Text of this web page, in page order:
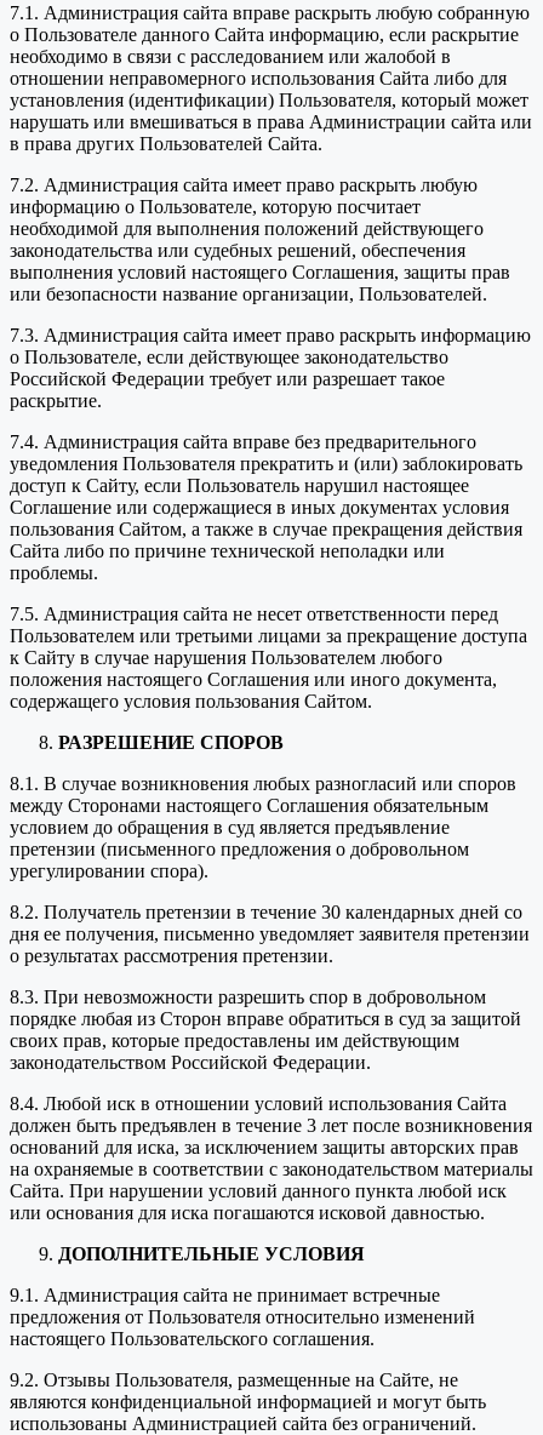
7.1. Администрация сайта вправе раскрыть любую собранную
о Пользователе данного Сайта информацию, если раскрытие
необходимо в связи с расследованием или жалобой в
отношении неправомерного использования Сайта либо для
установления (идентификации) Пользователя, который может
нарушать или вмешиваться в права Администрации сайта или
в права других Пользователей Сайта.
7.2. Администрация сайта имеет право раскрыть любую
информацию о Пользователе, которую посчитает
необходимой для выполнения положений действующего
законодательства или судебных решений, обеспечения
выполнения условий настоящего Соглашения, защиты прав
или безопасности название организации, Пользователей.
7.3. Администрация сайта имеет право раскрыть информацию
о Пользователе, если действующее законодательство
Российской Федерации требует или разрешает такое
раскрытие.
7.4. Администрация сайта вправе без предварительного
уведомления Пользователя прекратить и (или) заблокировать
доступ к Сайту, если Пользователь нарушил настоящее
Соглашение или содержащиеся в иных документах условия
пользования Сайтом, а также в случае прекращения действия
Сайта либо по причине технической неполадки или
проблемы.
7.5. Администрация сайта не несет ответственности перед
Пользователем или третьими лицами за прекращение доступа
к Сайту в случае нарушения Пользователем любого
положения настоящего Соглашения или иного документа,
содержащего условия пользования Сайтом.
РАЗРЕШЕНИЕ СПОРОВ
8.1. В случае возникновения любых разногласий или споров
между Сторонами настоящего Соглашения обязательным
условием до обращения в суд является предъявление
претензии (письменного предложения о добровольном
урегулировании спора).
8.2. Получатель претензии в течение 30 календарных дней со
дня ее получения, письменно уведомляет заявителя претензии
о результатах рассмотрения претензии.
8.3. При невозможности разрешить спор в добровольном
порядке любая из Сторон вправе обратиться в суд за защитой
своих прав, которые предоставлены им действующим
законодательством Российской Федерации.
8.4. Любой иск в отношении условий использования Сайта
должен быть предъявлен в течение 3 лет после возникновения
оснований для иска, за исключением защиты авторских прав
на охраняемые в соответствии с законодательством материалы
Сайта. При нарушении условий данного пункта любой иск
или основания для иска погашаются исковой давностью.
ДОПОЛНИТЕЛЬНЫЕ УСЛОВИЯ
9.1. Администрация сайта не принимает встречные
предложения от Пользователя относительно изменений
настоящего Пользовательского соглашения.
9.2. Отзывы Пользователя, размещенные на Сайте, не
являются конфиденциальной информацией и могут быть
использованы Администрацией сайта без ограничений.